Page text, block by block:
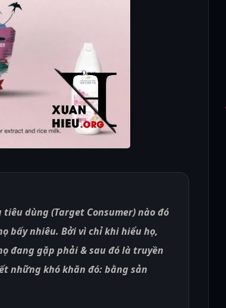
dùng (Target Consumer) nào đó
bấy nhiêu. Bởi vì chỉ khi hiểu họ,
đang gặp phải & sau đó là truyền
những khó khăn đó: bằng sản